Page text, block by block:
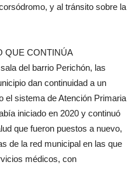
y al tránsito sobre la
QUE CONTINÚA
del barrio Perichón, las
dan continuidad a un
el sistema de Atención Primaria
iniciado en 2020 y continuó
que fueron puestos a nuevo,
de la red municipal en las que
médicos, con